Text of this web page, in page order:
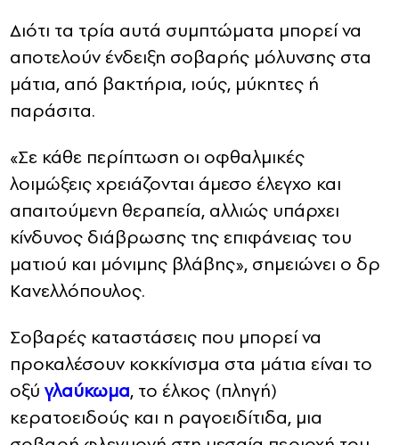
Διότι τα τρία αυτά συμπτώματα μπορεί να
αποτελούν ένδειξη σοβαρής μόλυνσης στα
μάτια, από βακτήρια, ιούς, μύκητες ή
παράσιτα.
«Σε κάθε περίπτωση οι οφθαλμικές
λοιμώξεις χρειάζονται άμεσο έλεγχο και
απαιτούμενη θεραπεία, αλλιώς υπάρχει
κίνδυνος διάβρωσης της επιφάνειας του
ματιού και μόνιμης βλάβης», σημειώνει ο δρ
Κανελλόπουλος.
Σοβαρές καταστάσεις που μπορεί να
προκαλέσουν κοκκίνισμα στα μάτια είναι το
οξύ γλαύκωμα, το έλκος (πληγή)
κερατοειδούς και η ραγοειδίτιδα, μια